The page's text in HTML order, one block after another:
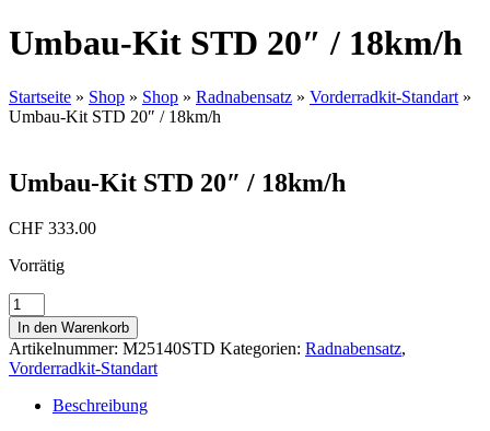
Umbau-Kit STD 20″ / 18km/h
Startseite » Shop » Shop » Radnabensatz » Vorderradkit-Standart »
Umbau-Kit STD 20″ / 18km/h
Umbau-Kit STD 20″ / 18km/h
CHF 333.00
Vorrätig
Umbau-
Kit
STD
20"
/
18km/h
Menge
In den Warenkorb
Artikelnummer: M25140STD Kategorien: Radnabensatz,
Vorderradkit-Standart
Beschreibung